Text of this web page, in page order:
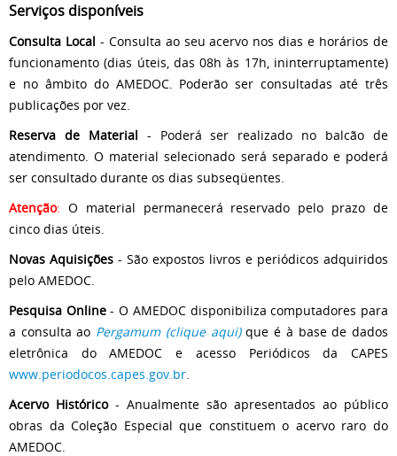
Serviços disponíveis
Consulta Local - Consulta ao seu acervo nos dias e horários de
funcionamento (dias úteis, das 08h às 17h, ininterruptamente)
e no âmbito do AMEDOC. Poderão ser consultadas até três
publicações por vez.
Reserva de Material - Poderá ser realizado no balcão de
atendimento. O material selecionado será separado e poderá
ser consultado durante os dias subseqüentes.
Atenção: O material permanecerá reservado pelo prazo de
cinco dias úteis.
Novas Aquisições - São expostos livros e periódicos adquiridos
pelo AMEDOC.
Pesquisa Online- O AMEDOC disponibiliza computadores para
a consulta ao Pergamum (clique aqui)que é à base de dados
eletrônica do AMEDOC e acesso Periódicos da CAPES
www.periodocos.capes.gov.br.
Acervo Histórico - Anualmente são apresentados ao público
obras da Coleção Especial que constituem o acervo raro do
AMEDOC.